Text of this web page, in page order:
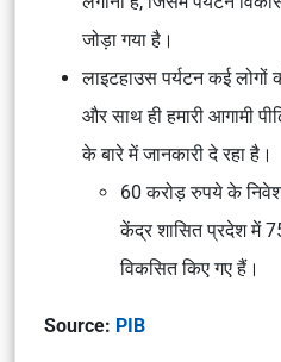
जोड़ा गया है।
लाइटहाउस पर्यटन कई लोगों
और साथ ही हमारी आगामी
के बारे में जानकारी दे रहा है।
60 करोड़ रुपये के
केंद्र शासित प्रदेश में
विकसित किए गए हैं।
Source: PIB